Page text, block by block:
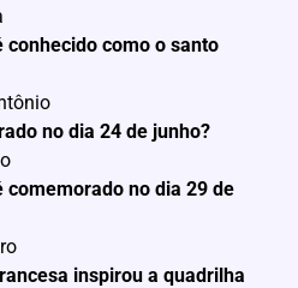
conhecido como o santo
no dia 24 de junho?
comemorado no dia 29 de
inspirou a quadrilha